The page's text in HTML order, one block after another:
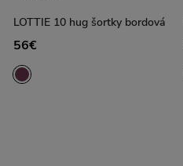
LOTTIE 10 hug šortky bordová
56€